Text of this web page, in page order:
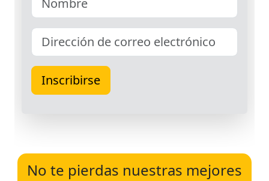
No te pierdas nuestras mejores